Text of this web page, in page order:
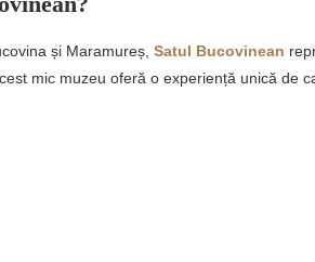
și Maramureș, Satul Bucovinean
mic muzeu oferă o experiență unică de